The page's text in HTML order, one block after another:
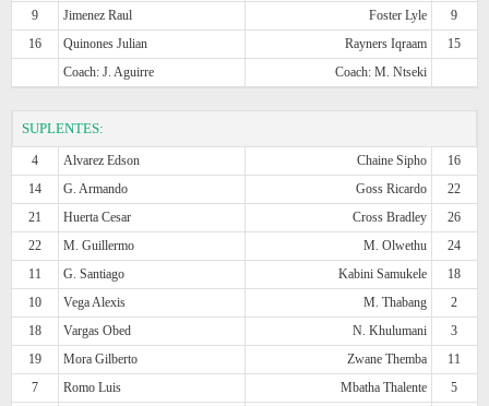
9
Jimenez Raul Foster Lyle
9
16
Quinones Julian Rayners Iqraam
15
Coach: J. Aguirre
Coach: M. Ntseki
SUPLENTES:
4 Alvarez Edson Chaine Sipho
16
14
G. Armando Goss Ricardo
22
21
Huerta Cesar Cross Bradley
26
22
M. Guillermo M. Olwethu
24
11
G. Santiago Kabini Samukele
18
10
Vega Alexis M. Thabang
2
18
Vargas Obed N. Khulumani
3
19
Mora Gilberto Zwane Themba
11
7
Romo Luis Mbatha Thalente
5